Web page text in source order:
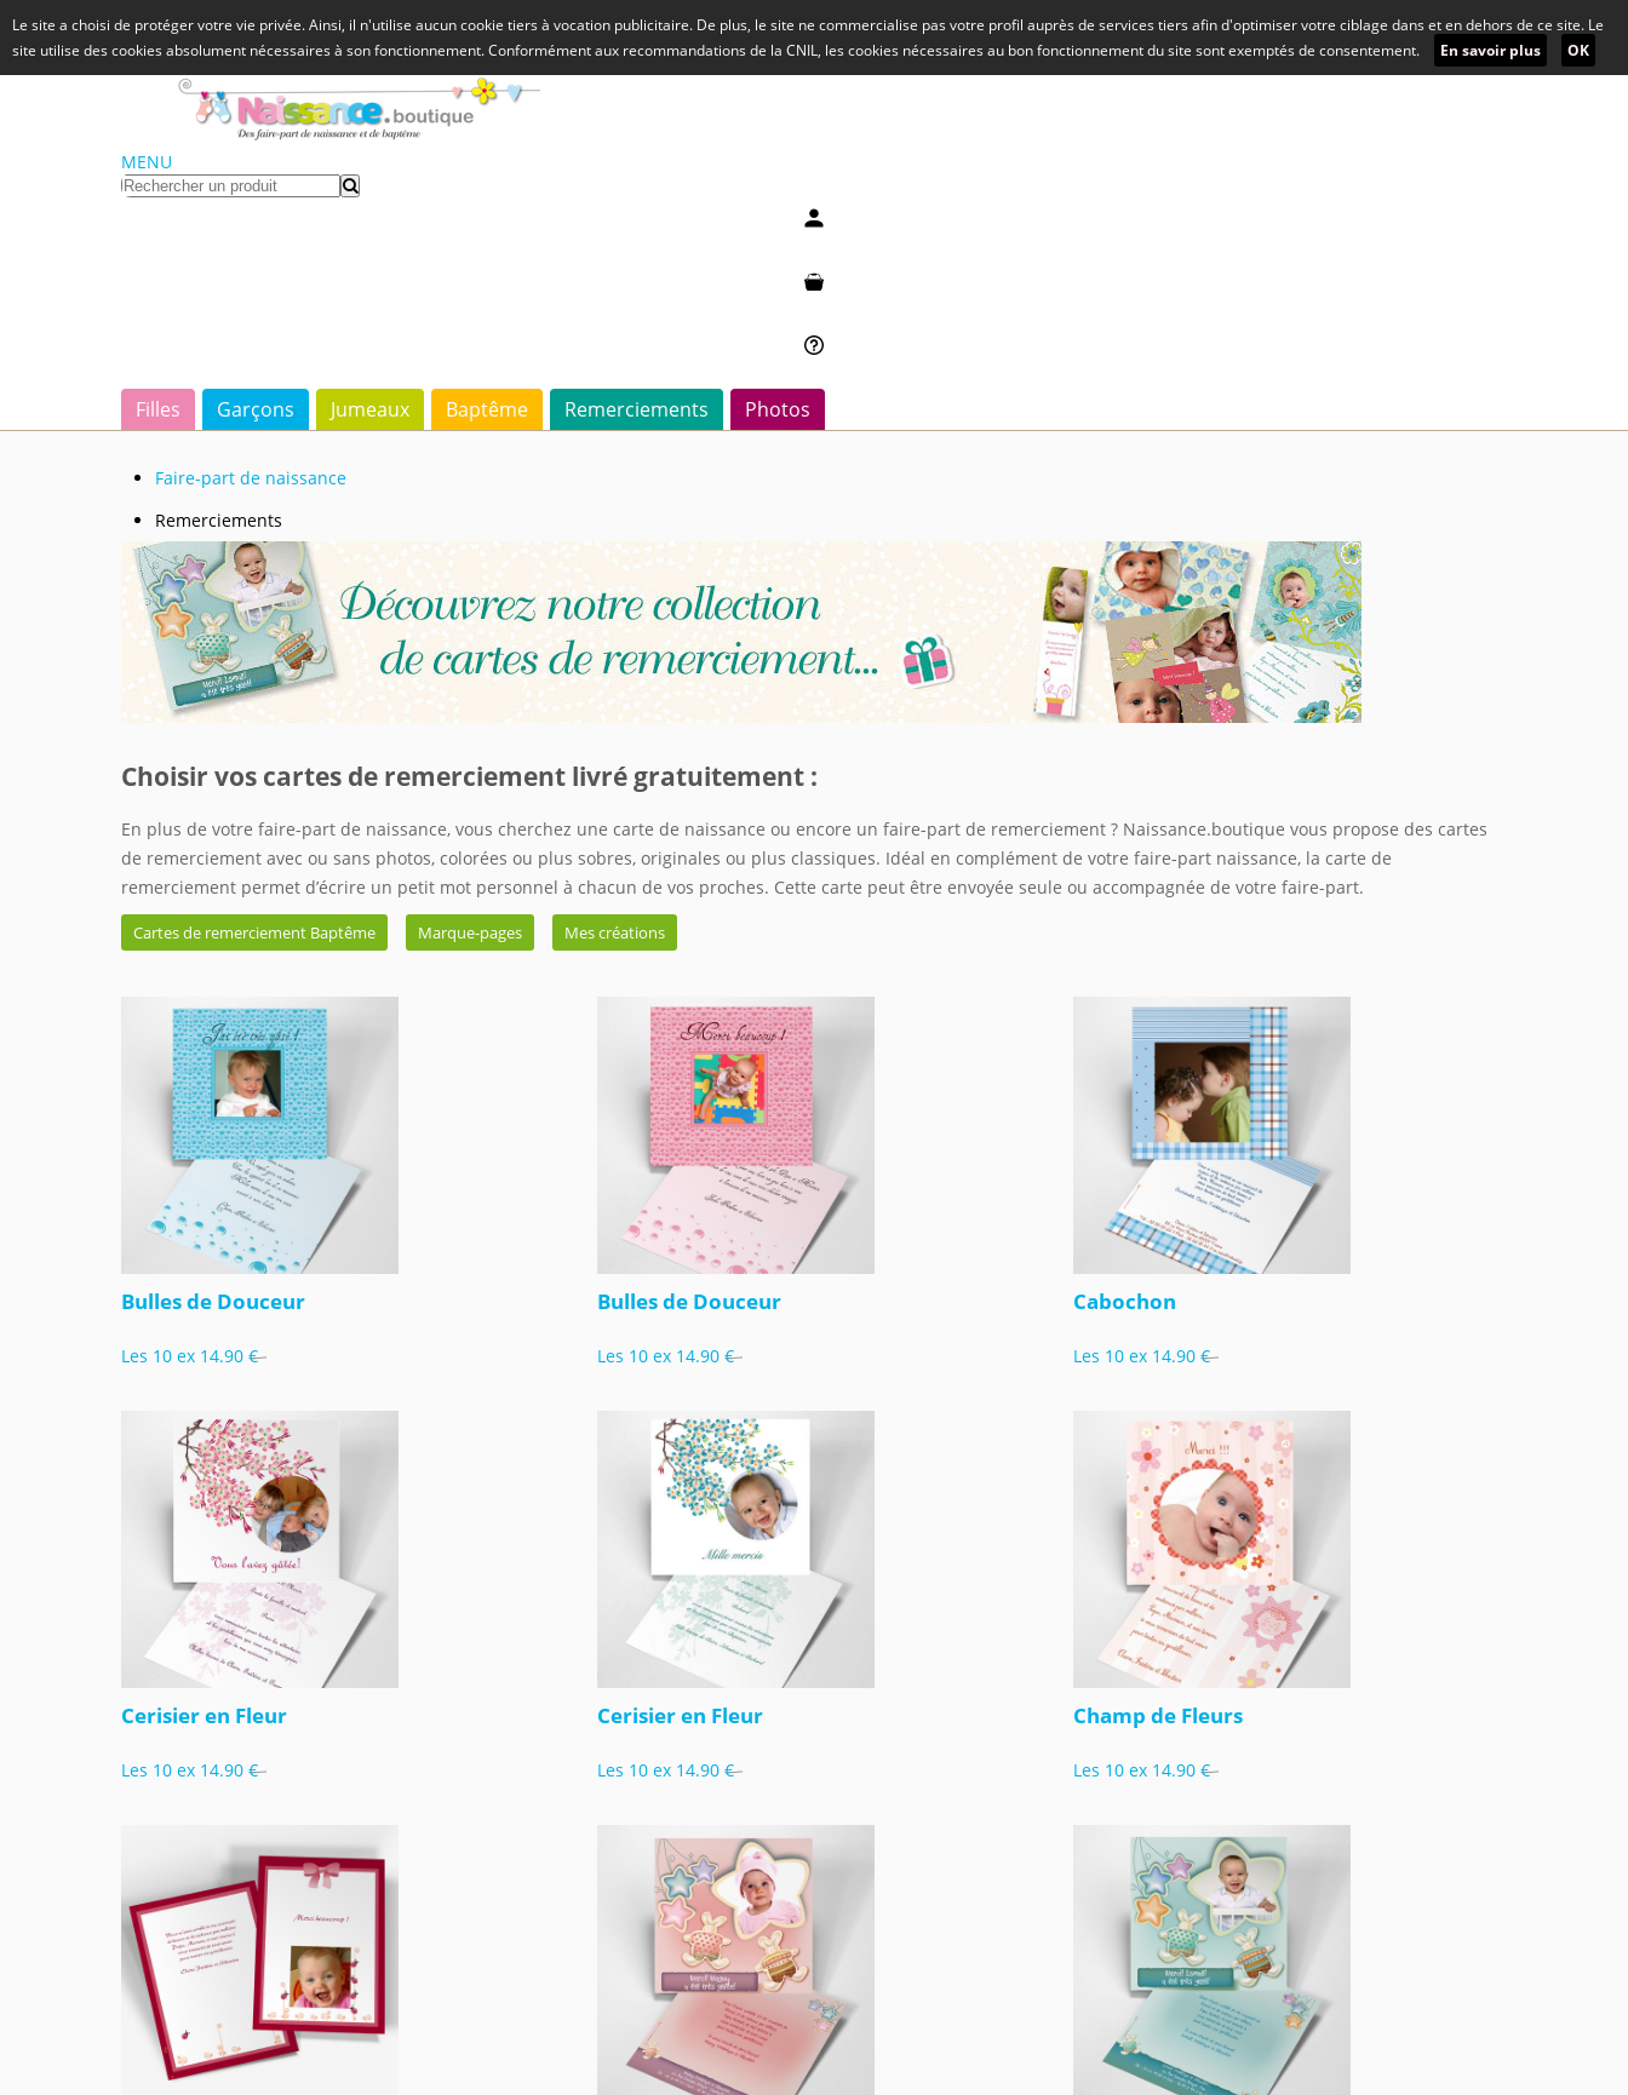
Le site a choisi de protéger votre vie privée. Ainsi, il n'utilise aucun cookie tiers à vocation publicitaire. De plus, le site ne commercialise pas votre profil auprès de services tiers afin d'optimiser votre ciblage dans et en dehors de ce site. Le
site utilise des cookies absolument nécessaires à son fonctionnement. Conformément aux recommandations de la CNIL, les cookies nécessaires au bon fonctionnement du site sont exemptés de consentement.
En savoir plus OK
MENU
Filles Garçons Jumeaux Baptême Remerciements Photos
Faire-part de naissance
Remerciements
Choisir vos cartes de remerciement livré gratuitement :
En plus de votre faire-part de naissance, vous cherchez une carte de naissance ou encore un faire-part de remerciement ? Naissance.boutique vous propose des cartes
de remerciement avec ou sans photos, colorées ou plus sobres, originales ou plus classiques. Idéal en complément de votre faire-part naissance, la carte de
remerciement permet d’écrire un petit mot personnel à chacun de vos proches. Cette carte peut être envoyée seule ou accompagnée de votre faire-part.
Cartes de remerciement Baptême Marque-pages Mes créations
Bulles de Douceur
Les 10 ex 14.90 €
Bulles de Douceur
Les 10 ex 14.90 €
Cabochon
Les 10 ex 14.90 €
Cerisier en Fleur
Les 10 ex 14.90 €
Cerisier en Fleur
Les 10 ex 14.90 €
Champ de Fleurs
Les 10 ex 14.90 €